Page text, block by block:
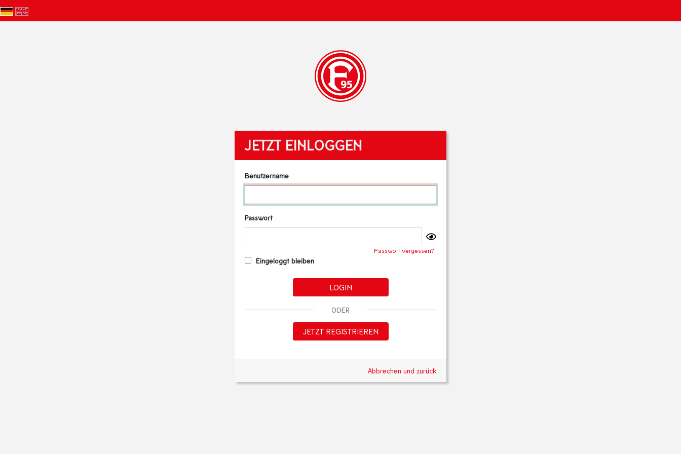
JETZT EINLOGGEN
Benutzername
Passwort
Passwort vergessen?
Eingeloggt bleiben
LOGIN
ODER
JETZT REGISTRIEREN
Abbrechen und zurück